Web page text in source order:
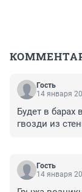
Гость
14 января
Будет в барах
гвозди из
Гость
14 января